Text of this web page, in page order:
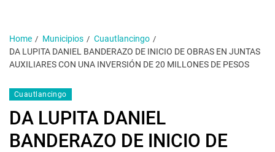
Home Municipios
Cuautlancingo
DA LUPITA DANIEL BANDERAZO DE INICIO DE OBRAS EN JUNTAS
AUXILIARES CON UNA INVERSIÓN DE 20 MILLONES DE PESOS
Cuautlancingo
DA LUPITA DANIEL
BANDERAZO DE INICIO DE